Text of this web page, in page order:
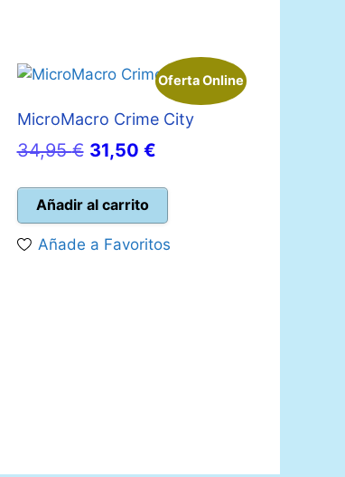
Oferta Online
MicroMacro Crime City
34,95€ El
original
era:
34,95 €.
31,50 €El
es:
31,50 €.
Añadir al carrito
Añade a Favoritos